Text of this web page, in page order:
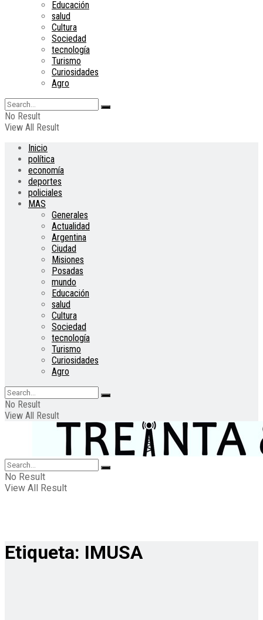
Educación
salud
Cultura
Sociedad
tecnología
Turismo
Curiosidades
Agro
No Result
View All Result
Inicio
política
economía
deportes
policiales
MAS
Generales
Actualidad
Argentina
Ciudad
Misiones
Posadas
mundo
Educación
salud
Cultura
Sociedad
tecnología
Turismo
Curiosidades
Agro
No Result
View All Result
No Result
View All Result
Etiqueta: IMUSA